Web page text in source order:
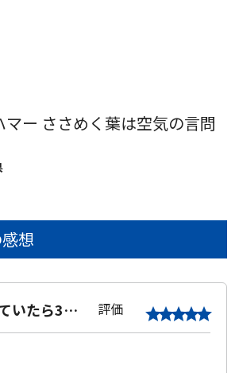
ー ささめく葉は空気の言問
想
いたら3時
た。
評価